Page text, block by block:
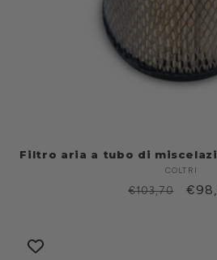
Filtro aria a tubo di
COLTRI
Prezzo
€103,70